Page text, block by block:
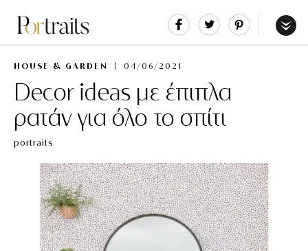
Share Tweet
HOUSE & GARDEN 04/06/2021
Decor ideas με έπιπλα
ρατάν για όλο το σπίτι
portraits